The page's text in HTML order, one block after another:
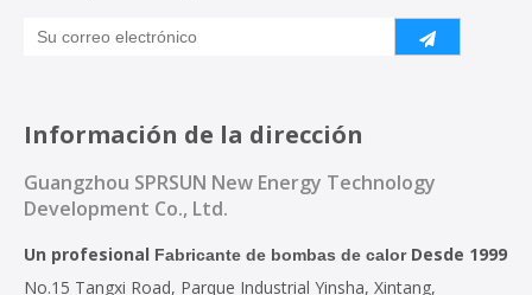
Información de la dirección
Guangzhou SPRSUN New Energy Technology
Development Co., Ltd.
Un profesional Fabricante de bombas de calorDesde 1999
No.15 Tangxi Road, Parque Industrial Yinsha, Xintang,